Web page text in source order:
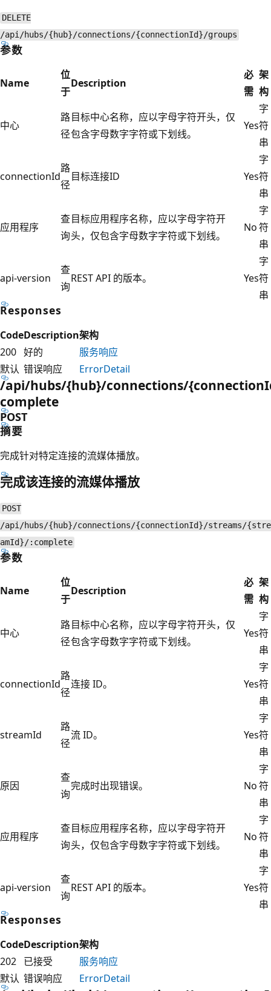
DELETE
/api/hubs/{hub}/connections/{connectionId}/groups
参数
Name
位
于
Description
必
需
架
构
中心
路
径
目标中心名称，应以字母字符开头，仅
包含字母数字字符或下划线。
Yes
字
符
串
connectionId
路
径
目标连接ID Yes
字
符
串
应用程序
查
询
目标应用程序名称，应以字母字符开
头，仅包含字母数字字符或下划线。
No
字
符
串
api-version
查
询
REST API 的版本。 Yes
字
符
串
Responses
CodeDescription架构
200 好的
服务响应
默认 错误响应 ErrorDetail
/api/hubs/{hub}/connections/
complete
POST
摘要
完成针对特定连接的流媒体播放。
完成该连接的流媒体播放
POST
/api/hubs/{hub}/connections/{connectionId}/streams/{stre
amId}/:complete
参数
Name
位
于
Description
必
需
架
构
中心
路
径
目标中心名称，应以字母字符开头，仅
包含字母数字字符或下划线。
Yes
字
符
串
connectionId
路
径
连接 ID。 Yes
字
符
串
streamId
路
径
流 ID。 Yes
字
符
串
原因
查
询
完成时出现错误。 No
字
符
串
应用程序
查
询
目标应用程序名称，应以字母字符开
头，仅包含字母数字字符或下划线。
No
字
符
串
api-version
查
询
REST API 的版本。 Yes
字
符
串
Responses
CodeDescription架构
202 已接受
服务响应
默认 错误响应 ErrorDetail